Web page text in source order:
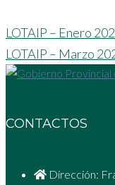
LOTAIP – Enero
LOTAIP – Marzo
CONTACTOS
Dirección: